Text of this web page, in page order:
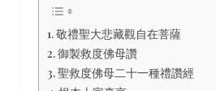
敬禮聖大悲藏觀自在菩薩
御製救度佛母讚
聖救度佛母二十一種禮讚經